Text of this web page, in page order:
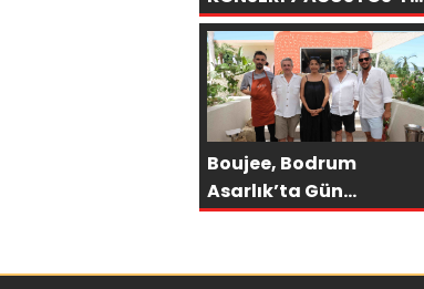
ANTALYA’DA
Boujee, Bodrum
Asarlık’ta Gün
Batımının En Şık Adresi